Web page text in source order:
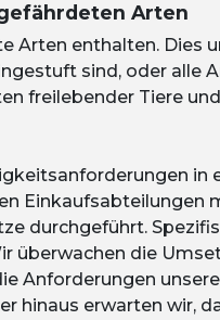
Arten
Arten enthalten. Dies
sind, oder alle
freilebender Tiere
durchgeführt.
überwachen die
Anforderungen
hinaus erwarten wir,